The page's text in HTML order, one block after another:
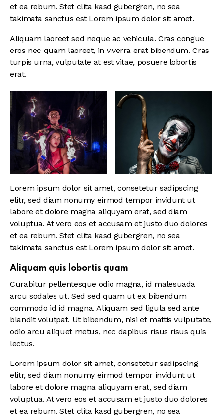
et ea rebum. Stet clita kasd gubergren, no sea
takimata sanctus est Lorem ipsum dolor sit amet.
Aliquam laoreet sed neque ac vehicula. Cras congue
eros nec quam laoreet, in viverra erat bibendum. Cras
turpis urna, vulputate at est vitae, posuere lobortis
erat.
Lorem ipsum dolor sit amet, consetetur sadipscing
elitr, sed diam nonumy eirmod tempor invidunt ut
labore et dolore magna aliquyam erat, sed diam
voluptua. At vero eos et accusam et justo duo dolores
et ea rebum. Stet clita kasd gubergren, no sea
takimata sanctus est Lorem ipsum dolor sit amet.
Aliquam quis lobortis quam
Curabitur pellentesque odio magna, id malesuada
arcu sodales ut. Sed sed quam ut ex bibendum
commodo id id magna. Aliquam sed ligula sed ante
blandit volutpat. Ut bibendum, nisi et mattis vulputate,
odio arcu aliquet metus, nec dapibus risus risus quis
lectus.
Lorem ipsum dolor sit amet, consetetur sadipscing
elitr, sed diam nonumy eirmod tempor invidunt ut
labore et dolore magna aliquyam erat, sed diam
voluptua. At vero eos et accusam et justo duo dolores
et ea rebum. Stet clita kasd gubergren, no sea